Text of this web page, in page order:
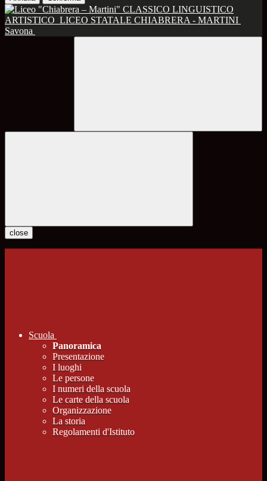
CLASSICO LINGUISTICO
ARTISTICO LICEO STATALE CHIABRERA - MARTINI
Savona
close
Scuola
Panoramica
Presentazione
I luoghi
Le persone
I numeri della scuola
Le carte della scuola
Organizzazione
La storia
Regolamenti d'Istituto